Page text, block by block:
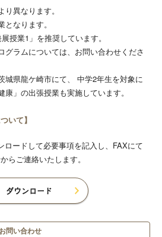
異なります。
なります。
授業1」を推奨しています。
グラムについては、お問い合わせくださ
城県龍ケ崎市にて、 中学2年生を対象に
康」の出張授業も実施しています。
いて】
ロードして必要事項を記入し、FAXにて
らご連絡いたします。
ダウンロード
問い合わせ